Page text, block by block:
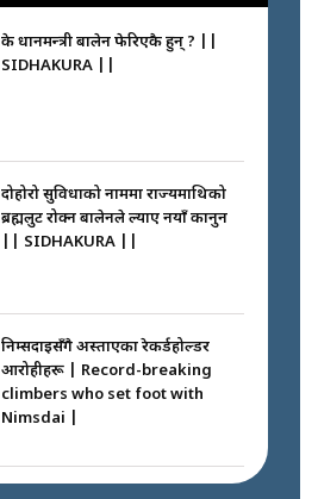
के प्रधानमन्त्री बालेन फेरिएकै हुन् ? ||
SIDHAKURA ||
दोहोरो सुविधाको नाममा राज्यमाथिको
ब्रह्मलुट रोक्न बालेनले ल्याए नयाँ कानुन
|| SIDHAKURA ||
निम्सदाइसँगै अस्ताएका रेकर्डहोल्डर
आरोहीहरू | Record-breaking
climbers who set foot with
Nimsdai |